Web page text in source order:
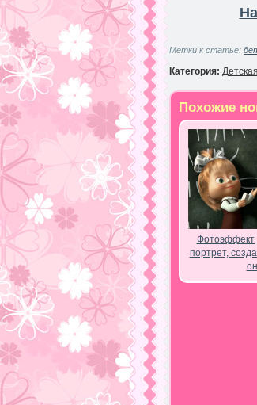
Метки к статье:
Категория:
Похожие
Фотоэффект
портрет,